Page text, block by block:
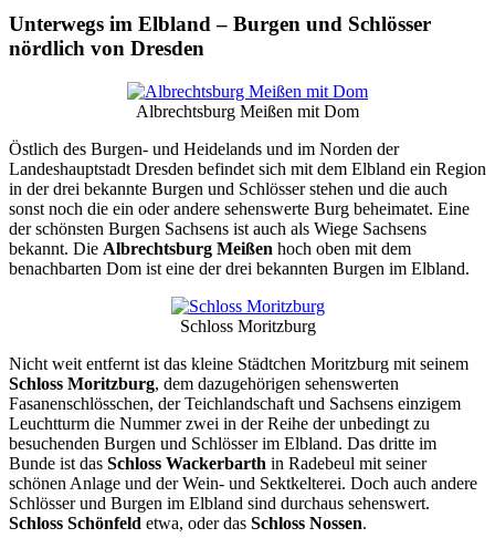
Unterwegs im Elbland – Burgen und Schlösser
nördlich von Dresden
Albrechtsburg Meißen mit Dom
Östlich des Burgen- und Heidelands und im Norden der
Landeshauptstadt Dresden befindet sich mit dem Elbland ein Region
in der drei bekannte Burgen und Schlösser stehen und die auch
sonst noch die ein oder andere sehenswerte Burg beheimatet. Eine
der schönsten Burgen Sachsens ist auch als Wiege Sachsens
bekannt. Die Albrechtsburg Meißen hoch oben mit dem
benachbarten Dom ist eine der drei bekannten Burgen im Elbland.
Schloss Moritzburg
Nicht weit entfernt ist das kleine Städtchen Moritzburg mit seinem
Schloss Moritzburg, dem dazugehörigen sehenswerten
Fasanenschlösschen, der Teichlandschaft und Sachsens einzigem
Leuchtturm die Nummer zwei in der Reihe der unbedingt zu
besuchenden Burgen und Schlösser im Elbland. Das dritte im
Bunde ist das Schloss Wackerbarth in Radebeul mit seiner
schönen Anlage und der Wein- und Sektkelterei. Doch auch andere
Schlösser und Burgen im Elbland sind durchaus sehenswert.
Schloss Schönfeld etwa, oder das Schloss Nossen.